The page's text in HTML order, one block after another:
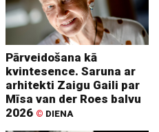
Pārveidošana kā
kvintesence. Saruna ar
arhitekti Zaigu Gaili par
Mīsa van der Roes balvu
2026 © DIENA